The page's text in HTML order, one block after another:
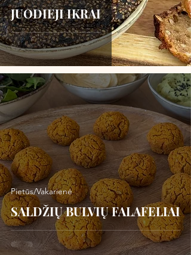
JUODIEJI IKRAI
SALDŽIŲ BULVIŲ FALAFELIAI
Pietūs/Vakarienė